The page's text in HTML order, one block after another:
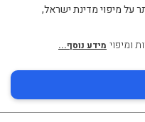
על מיפוי מדינת ישראל,
ומיפוי מידע נוסף...